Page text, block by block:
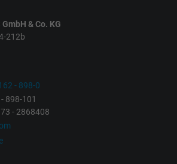
& Co. KG
212b
- 898-0
898-101
- 2868408